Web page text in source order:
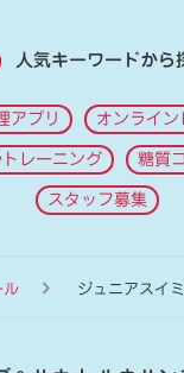
人気キーワードから
アプリ オンライン
レーニング 糖質
スタッフ募集
ル ジュニアスイ